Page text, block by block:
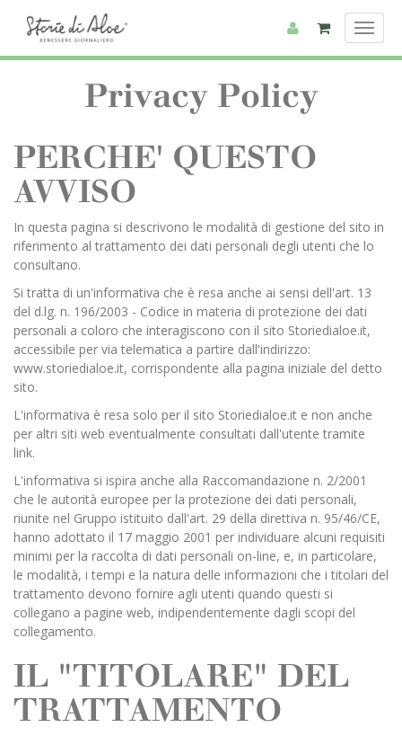
Privacy Policy
PERCHE' QUESTO
AVVISO
In questa pagina si descrivono le modalità di gestione del sito in
riferimento al trattamento dei dati personali degli utenti che lo
consultano.
Si tratta di un'informativa che è resa anche ai sensi dell'art. 13
del d.lg. n. 196/2003 - Codice in materia di protezione dei dati
personali a coloro che interagiscono con il sito Storiedialoe.it,
accessibile per via telematica a partire dall'indirizzo:
www.storiedialoe.it, corrispondente alla pagina iniziale del detto
sito.
L'informativa è resa solo per il sito Storiedialoe.it e non anche
per altri siti web eventualmente consultati dall'utente tramite
link.
L'informativa si ispira anche alla Raccomandazione n. 2/2001
che le autorità europee per la protezione dei dati personali,
riunite nel Gruppo istituito dall'art. 29 della direttiva n. 95/46/CE,
hanno adottato il 17 maggio 2001 per individuare alcuni requisiti
minimi per la raccolta di dati personali on-line, e, in particolare,
le modalità, i tempi e la natura delle informazioni che i titolari del
trattamento devono fornire agli utenti quando questi si
collegano a pagine web, indipendentemente dagli scopi del
collegamento.
IL "TITOLARE" DEL
TRATTAMENTO